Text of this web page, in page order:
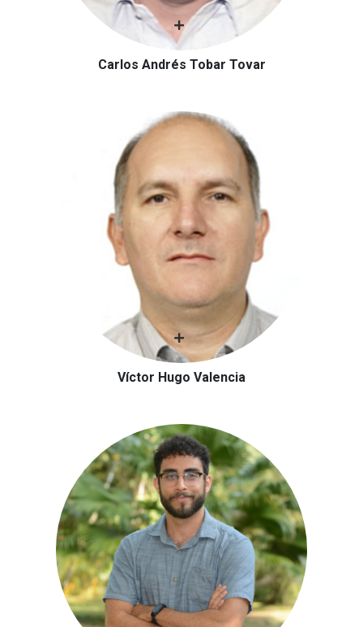
Carlos Andrés Tobar Tovar
Víctor Hugo Valencia